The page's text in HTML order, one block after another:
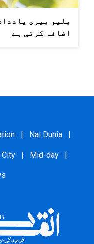
بلیو بیری
اضافہ کرتی ہے
| Nai Dunia |
City | Mid-day |